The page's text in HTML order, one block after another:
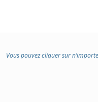
Vous pouvez cliquer sur